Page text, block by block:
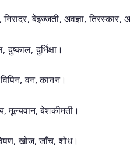
बेइज्जती, अवज्ञा, तिरस्कार,
दुर्भिक्षा।
वन, कानन।
मूल्यवान, बेशकीमती।
खोज, जाँच, शोध।